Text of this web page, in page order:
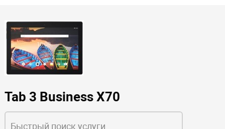
Tab 3 Business X70